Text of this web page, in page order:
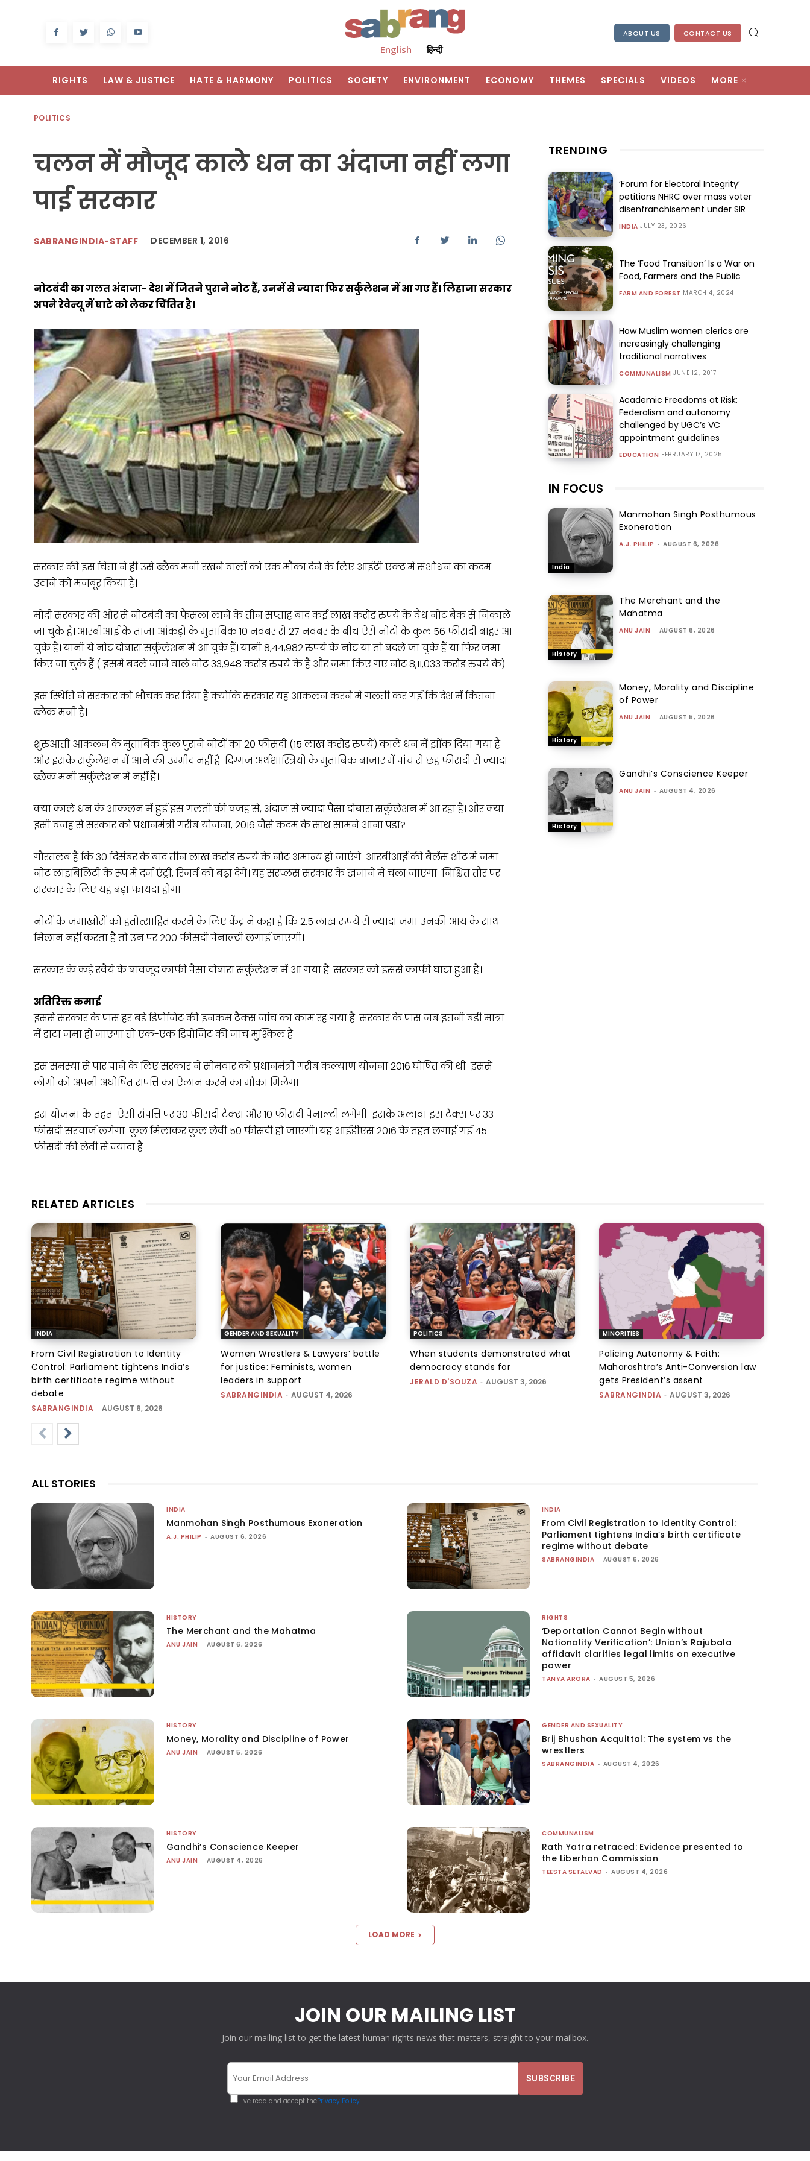
English हिन्दी
ABOUT US CONTACT US
RIGHTS LAW & JUSTICE HATE & HARMONY POLITICS SOCIETY ENVIRONMENT ECONOMY THEMES SPECIALS VIDEOS MORE
POLITICS
चलन में मौजूद काले धन का अंदाजा नहीं लगा
पाई सरकार
SABRANGINDIA-STAFF DECEMBER 1, 2016
नोटबंदी का गलत अंदाजा- देश में जितने पुराने नोट हैं, उनमें से ज्यादा फिर सर्कुलेशन में आ गए हैं। लिहाजा सरकार
अपने रेवेन्यू में घाटे को लेकर चिंतित है।
सरकार की इस चिंता ने ही उसे ब्लैक मनी रखने वालों को एक मौका देने के लिए आईटी एक्ट में संशोधन का कदम
उठाने को मजबूर किया है।
मोदी सरकार की ओर से नोटबंदी का फैसला लाने के तीन सप्ताह बाद कई लाख करोड़ रुपये के वैध नोट बैंक से निकाले
जा चुके हैं। आरबीआई के ताजा आंकड़ों के मुताबिक 10 नवंबर से 27 नवंबर के बीच ऐसे नोटों के कुल 56 फीसदी बाहर आ
चुके हैं। यानी ये नोट दोबारा सर्कुलेशन में आ चुके हैं। यानी 8,44,982 रुपये के नोट या तो बदले जा चुके हैं या फिर जमा
किए जा चुके हैं ( इसमें बदले जाने वाले नोट 33,948 करोड़ रुपये के हैं और जमा किए गए नोट 8,11,033 करोड़ रुपये के)।
इस स्थिति ने सरकार को भौचक कर दिया है क्योंकि सरकार यह आकलन करने में गलती कर गई कि देश में कितना
ब्लैक मनी है।
शुरुआती आकलन के मुताबिक कुल पुराने नोटों का 20 फीसदी (15 लाख करोड़ रुपये) काले धन में झोंक दिया गया है
और इसके सर्कुलेशन में आने की उम्मीद नहीं है। दिग्गज अर्थशास्त्रियों के मुताबिक बाजार में पांच से छह फीसदी से ज्यादा
ब्लैक मनी सर्कुलेशन में नहीं है।
क्या काले धन के आकलन में हुई इस गलती की वजह से, अंदाज से ज्यादा पैसा दोबारा सर्कुलेशन में आ रहा है। और क्या
इसी वजह से सरकार को प्रधानमंत्री गरीब योजना, 2016 जैसे कदम के साथ सामने आना पड़ा?
गौरतलब है कि 30 दिसंबर के बाद तीन लाख करोड़ रुपये के नोट अमान्य हो जाएंगे। आरबीआई की बैलेंस शीट में जमा
नोट लाइबिलिटी के रूप में दर्ज एंट्री, रिजर्व को बढ़ा देंगे। यह सरप्लस सरकार के खजाने में चला जाएगा। निश्चित तौर पर
सरकार के लिए यह बड़ा फायदा होगा।
नोटों के जमाखोरों को हतोत्साहित करने के लिए केंद्र ने कहा है कि 2.5 लाख रुपये से ज्यादा जमा उनकी आय के साथ
मिलान नहीं करता है तो उन पर 200 फीसदी पेनाल्टी लगाई जाएगी।
सरकार के कड़े रवैये के बावजूद काफी पैसा दोबारा सर्कुलेशन में आ गया है। सरकार को इससे काफी घाटा हुआ है।
अतिरिक्त कमाई
इससे सरकार के पास हर बड़े डिपोजिट की इनकम टैक्स जांच का काम रह गया है। सरकार के पास जब इतनी बड़ी मात्रा
में डाटा जमा हो जाएगा तो एक-एक डिपोजिट की जांच मुश्किल है।
इस समस्या से पार पाने के लिए सरकार ने सोमवार को प्रधानमंत्री गरीब कल्याण योजना 2016 घोषित की थी। इससे
लोगों को अपनी अघोषित संपत्ति का ऐलान करने का मौका मिलेगा।
इस योजना के तहत ऐसी संपत्ति पर 30 फीसदी टैक्स और 10 फीसदी पेनाल्टी लगेगी। इसके अलावा इस टैक्स पर 33
फीसदी सरचार्ज लगेगा। कुल मिलाकर कुल लेवी 50 फीसदी हो जाएगी। यह आईडीएस 2016 के तहत लगाई गई 45
फीसदी की लेवी से ज्यादा है।
TRENDING
‘Forum for Electoral Integrity’
petitions NHRC over mass voter
disenfranchisement under SIR
INDIA JULY 23, 2026
The ‘Food Transition’ Is a War on
Food, Farmers and the Public
FARM AND FOREST MARCH 4, 2024
How Muslim women clerics are
increasingly challenging
traditional narratives
COMMUNALISM JUNE 12, 2017
Academic Freedoms at Risk:
Federalism and autonomy
challenged by UGC’s VC
appointment guidelines
EDUCATION FEBRUARY 17, 2025
IN FOCUS
India
Manmohan Singh Posthumous
Exoneration
A.J. PHILIP - AUGUST 6, 2026
History
The Merchant and the
Mahatma
ANU JAIN - AUGUST 6, 2026
History
Money, Morality and Discipline
of Power
ANU JAIN - AUGUST 5, 2026
History
Gandhi’s Conscience Keeper
ANU JAIN - AUGUST 4, 2026
RELATED ARTICLES
INDIA
From Civil Registration to Identity
Control: Parliament tightens India’s
birth certificate regime without
debate
SABRANGINDIA - AUGUST 6, 2026
GENDER AND SEXUALITY
Women Wrestlers & Lawyers’ battle
for justice: Feminists, women
leaders in support
SABRANGINDIA - AUGUST 4, 2026
POLITICS
When students demonstrated what
democracy stands for
JERALD D'SOUZA - AUGUST 3, 2026
MINORITIES
Policing Autonomy & Faith:
Maharashtra’s Anti-Conversion law
gets President’s assent
SABRANGINDIA - AUGUST 3, 2026
ALL STORIES
INDIA
Manmohan Singh Posthumous Exoneration
A.J. PHILIP - AUGUST 6, 2026
INDIA
From Civil Registration to Identity Control:
Parliament tightens India’s birth certificate
regime without debate
SABRANGINDIA - AUGUST 6, 2026
HISTORY
The Merchant and the Mahatma
ANU JAIN - AUGUST 6, 2026
RIGHTS
‘Deportation Cannot Begin without
Nationality Verification’: Union’s Rajubala
affidavit clarifies legal limits on executive
power
TANYA ARORA - AUGUST 5, 2026
HISTORY
Money, Morality and Discipline of Power
ANU JAIN - AUGUST 5, 2026
GENDER AND SEXUALITY
Brij Bhushan Acquittal: The system vs the
wrestlers
SABRANGINDIA - AUGUST 4, 2026
HISTORY
Gandhi’s Conscience Keeper
ANU JAIN - AUGUST 4, 2026
COMMUNALISM
Rath Yatra retraced: Evidence presented to
the Liberhan Commission
TEESTA SETALVAD - AUGUST 4, 2026
LOAD MORE
JOIN OUR MAILING LIST
Join our mailing list to get the latest human rights news that matters, straight to your mailbox.
I've read and accept thePrivacy Policy